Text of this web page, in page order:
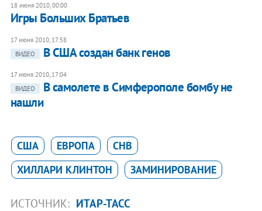
18 июня 2010, 00:00
Игры Больших Братьев
17 июня 2010, 17:58
ВИДЕО
В США создан банк генов
17 июня 2010, 17:04
ВИДЕО
В самолете в Симферополе бомбу не
нашли
США ЕВРОПА
СНВ
ХИЛЛАРИ КЛИНТОН
ЗАМИНИРОВАНИЕ
ИСТОЧНИК: ИТАР-ТАСС